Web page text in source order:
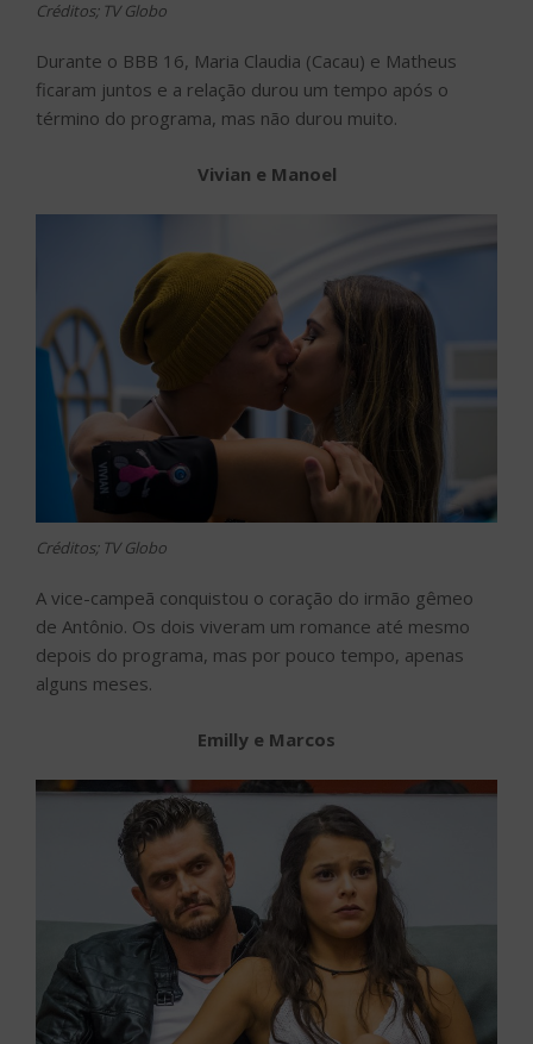
Créditos; TV Globo
Durante o BBB 16, Maria Claudia (Cacau) e Matheus
ficaram juntos e a relação durou um tempo após o
término do programa, mas não durou muito.
Vivian e Manoel
Créditos; TV Globo
A vice-campeã conquistou o coração do irmão gêmeo
de Antônio. Os dois viveram um romance até mesmo
depois do programa, mas por pouco tempo, apenas
alguns meses.
Emilly e Marcos